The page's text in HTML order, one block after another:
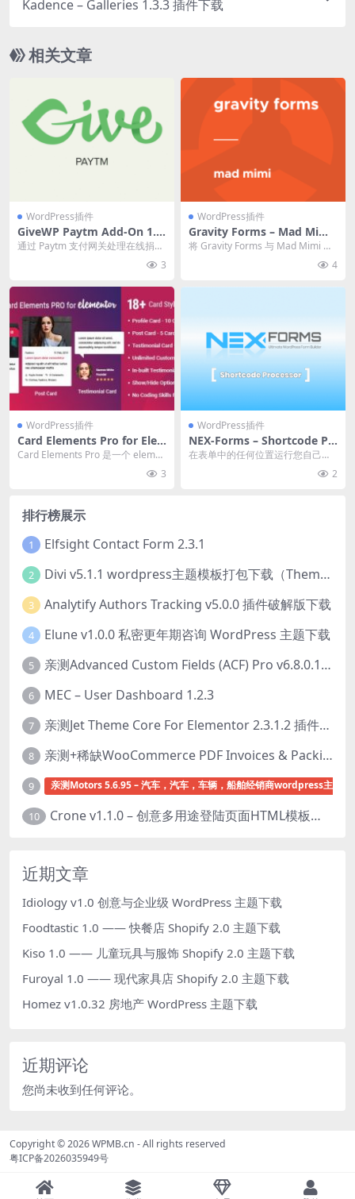
Kadence – Galleries 1.3.3 插件下载
相关文章
WordPress插件
GiveWP Paytm Add-On 1.1.
0
通过 Paytm 支付网关处理在线捐
3
WordPress插件
Gravity Forms – Mad Mimi
1.4
将 Gravity Forms 与 Mad Mimi 集
4
WordPress插件
Card Elements Pro for Ele
mentor v1.0.3 团队资料模块
Card Elements Pro 是一个 elemen
3
WordPress插件
NEX-Forms – Shortcode Pr
ocessor 7.5.12.1
在表单中的任何位置运行您自己的
2
排行榜展示
1 Elfsight Contact Form 2.3.1
2 Divi v5.1.1 wordpress主题模板打包下载（Theme + Builder+ Extra Theme + Templates + Layouts + PSD）
3 Analytify Authors Tracking v5.0.0 插件破解版下载
4 Elune v1.0.0 私密更年期咨询 WordPress 主题下载
5 亲测Advanced Custom Fields (ACF) Pro v6.8.0.1 + Advanced Custom Fields: Extended PRO v0.9.2.3 | 网站开发自定义字段插件下载
6 MEC – User Dashboard 1.2.3
7 亲测Jet Theme Core For Elementor 2.3.1.2 插件下载
8 亲测+稀缺WooCommerce PDF Invoices & Packing Slips Professional v2.20.0 + Templates v2.25.1 [by WpOverNight] WooCommerce PDF 发票和装箱单插件下载
9 亲测Motors 5.6.95 – 汽车，汽车，车辆，船舶经销商wordpress主题下
10 Crone v1.1.0 – 创意多用途登陆页面HTML模板下载
近期文章
Idiology v1.0 创意与企业级 WordPress 主题下载
Foodtastic 1.0 —— 快餐店 Shopify 2.0 主题下载
Kiso 1.0 —— 儿童玩具与服饰 Shopify 2.0 主题下载
Furoyal 1.0 —— 现代家具店 Shopify 2.0 主题下载
Homez v1.0.32 房地产 WordPress 主题下载
近期评论
您尚未收到任何评论。
Copyright © 2026WPMB.cn - All rights reserved
粤ICP备2026035949号